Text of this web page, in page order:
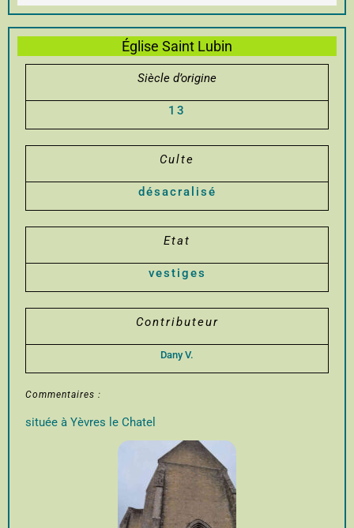
Église Saint Lubin
Siècle d’origine
13
Culte
désacralisé
Etat
vestiges
Contributeur
Dany V.
Commentaires :
située à Yèvres le Chatel